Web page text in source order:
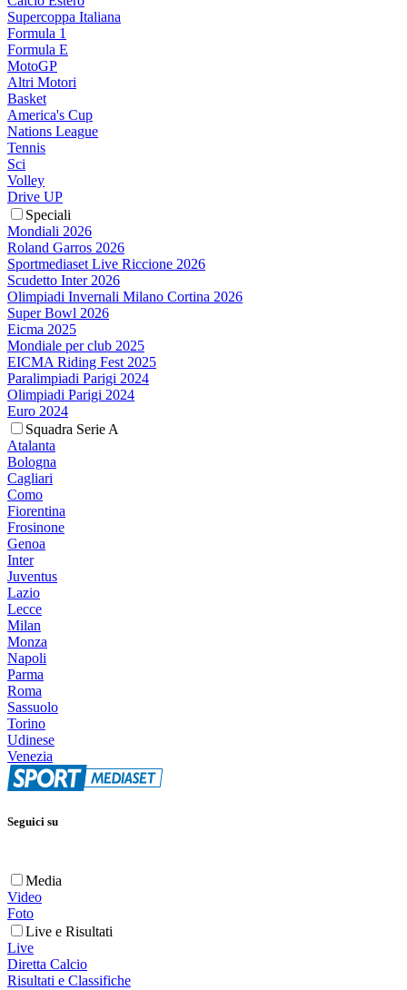
Supercoppa Italiana
Formula 1
Formula E
MotoGP
Altri Motori
Basket
America's Cup
Nations League
Tennis
Sci
Volley
Drive UP
Speciali
Mondiali 2026
Roland Garros 2026
Sportmediaset Live Riccione 2026
Scudetto Inter 2026
Olimpiadi Invernali Milano Cortina 2026
Super Bowl 2026
Eicma 2025
Mondiale per club 2025
EICMA Riding Fest 2025
Paralimpiadi Parigi 2024
Olimpiadi Parigi 2024
Euro 2024
Squadra Serie A
Atalanta
Bologna
Cagliari
Como
Fiorentina
Frosinone
Genoa
Inter
Juventus
Lazio
Lecce
Milan
Monza
Napoli
Parma
Roma
Sassuolo
Torino
Udinese
Venezia
Seguici su
Media
Video
Foto
Live e Risultati
Live
Diretta Calcio
Risultati e Classifiche